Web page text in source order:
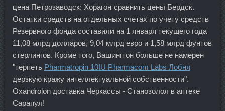
цена Петрозаводск: Хорагон сравнить цены Бердск.
Остатки средств на отдельных счетах по учету средств
Резервного фонда составили на 1 января текущего года
11,08 млрд долларов, 9,04 млрд евро и 1,58 млрд фунтов
стерлингов. Кроме того, Вашингтон больше не намерен
"терпеть Pharmatropin 10IU Pharmacom Labs Лобня
дерзкую кражу интеллектуальной собственности".
Oxandrolon доставка Черкассы - Станозолол в аптеке
Сарапул!